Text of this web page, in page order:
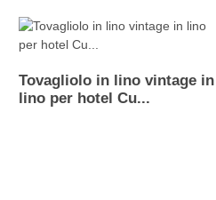
Tovagliolo in lino vintage in
lino per hotel Cu...